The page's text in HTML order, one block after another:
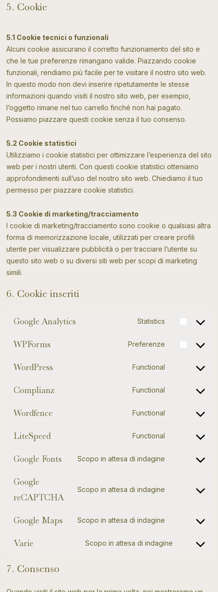
5. Cookie
5.1 Cookie tecnici o funzionali
Alcuni cookie assicurano il corretto funzionamento del sito e
che le tue preferenze rimangano valide. Piazzando cookie
funzionali, rendiamo più facile per te visitare il nostro sito web.
In questo modo non devi inserire ripetutamente le stesse
informazioni quando visiti il nostro sito web, per esempio,
l’oggetto rimane nel tuo carrello finché non hai pagato.
Possiamo piazzare questi cookie senza il tuo consenso.
5.2 Cookie statistici
Utilizziamo i cookie statistici per ottimizzare l’esperienza del sito
web per i nostri utenti. Con questi cookie statistici otteniamo
approfondimenti sull’uso del nostro sito web. Chiediamo il tuo
permesso per piazzare cookie statistici.
5.3 Cookie di marketing/tracciamento
I cookie di marketing/tracciamento sono cookie o qualsiasi altra
forma di memorizzazione locale, utilizzati per creare profili
utente per visualizzare pubblicità o per tracciare l’utente su
questo sito web o su diversi siti web per scopi di marketing
simili.
6. Cookie inseriti
Google Analytics Statistics
Consent
google-
WPForms Preferenze
Consent
wpforms
WordPress Functional
Consent
wordpress
Complianz Functional
Consent
complianz
Wordfence Functional
Consent
wordfence
LiteSpeed Functional
Consent
Google Fonts Scopo in attesa di indagine
Consent
service
Google
reCAPTCHA
Scopo in attesa di indagine
Consent
service
recaptcha
Google Maps Scopo in attesa di indagine
Consent
Varie Scopo in attesa di indagine
Consent
varie
7. Consenso